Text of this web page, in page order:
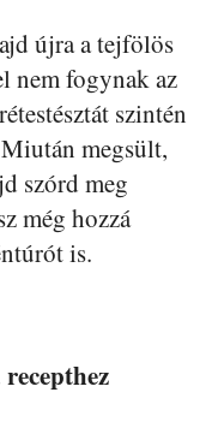
újra a tejfölös
nem fogynak az
szintén
megsült,
szórd meg
még hozzá
is.